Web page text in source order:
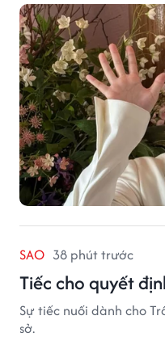
SAO 38 phút trước
Tiếc cho quyết
Sự tiếc nuối dành cho
sở.